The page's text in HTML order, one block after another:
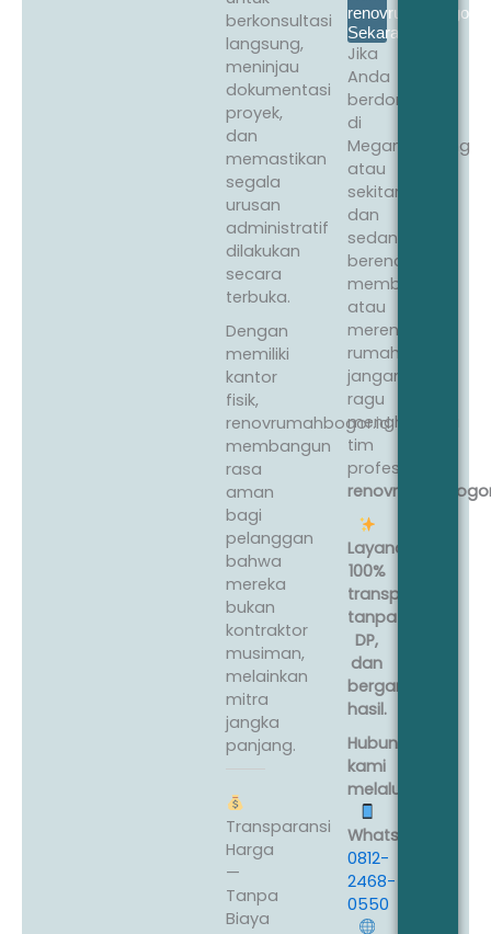
berkonsultasi
langsung,
meninjau
dokumentasi
proyek,
dan
memastikan
segala
urusan
administratif
dilakukan
secara
terbuka.
Dengan
memiliki
kantor
fisik,
renovrumahbogor.id
membangun
rasa
aman
bagi
pelanggan
bahwa
mereka
bukan
kontraktor
musiman,
melainkan
mitra
jangka
panjang.
Transparansi
Harga
—
Tanpa
Biaya
renovrumahbogor.id
Sekarang!
Jika
Anda
berdomisili
di
Megamendung
atau
sekitarnya
dan
sedang
berencana
membangun
atau
merenovasi
rumah,
jangan
ragu
menghubungi
tim
profesional
Layanan
100%
transparan,
tanpa
DP,
dan
bergaransi
hasil.
Hubungi
kami
melalui:
WhatsApp:
0812-
2468-
0550